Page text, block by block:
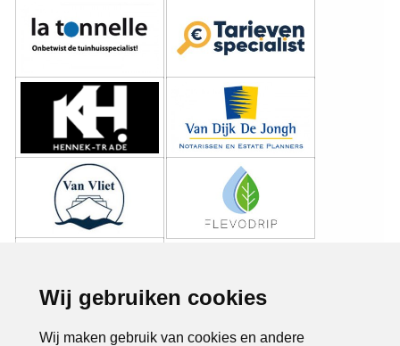
Wij gebruiken cookies
Wij maken gebruik van cookies en andere